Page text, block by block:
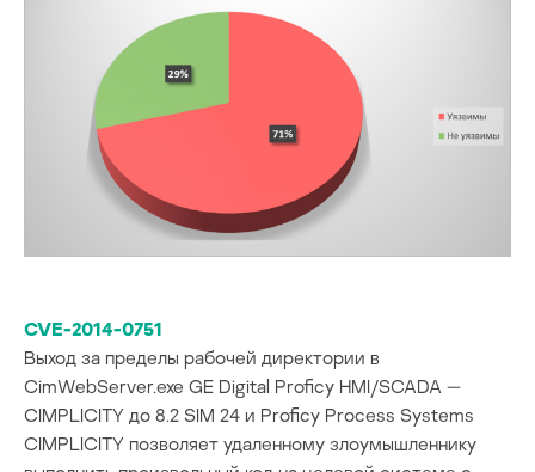
CVE-2014-0751
Выход за пределы рабочей директории в
CimWebServer.exe GE Digital Proficy HMI/SCADA —
CIMPLICITY до 8.2 SIM 24 и Proficy Process Systems
CIMPLICITY позволяет удаленному злоумышленнику